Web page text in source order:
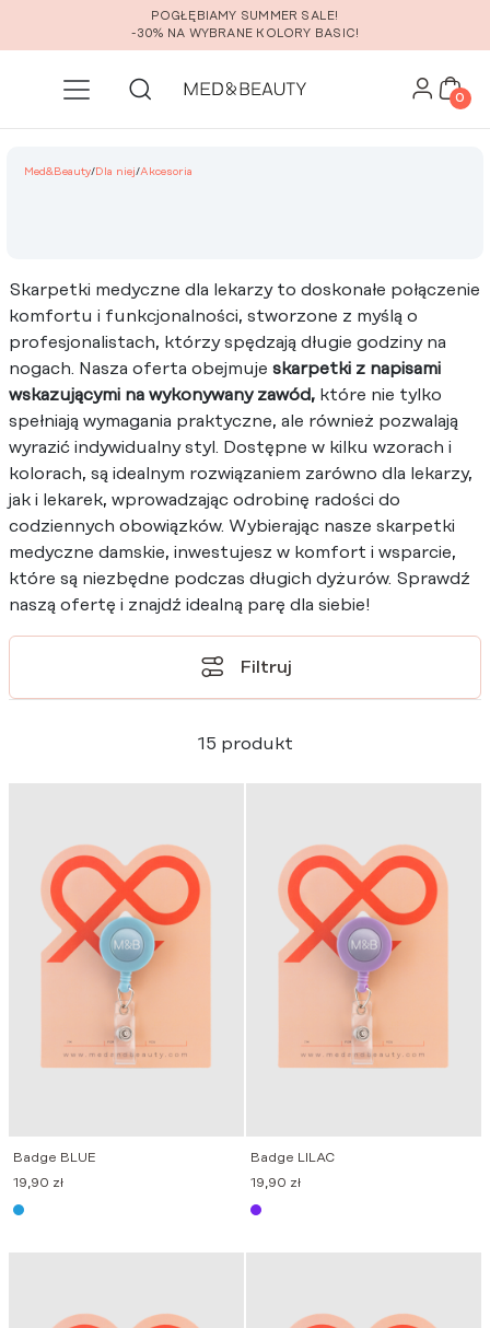
Przejdź do głównej zawartości
POGŁĘBIAMY SUMMER SALE!
-30% NA WYBRANE KOLORY BASIC!
0
Med&Beauty/Dla niej/Akcesoria
Skarpetki medyczne dla lekarzy to doskonałe połączenie
komfortu i funkcjonalności, stworzone z myślą o
profesjonalistach, którzy spędzają długie godziny na
nogach. Nasza oferta obejmuje skarpetki z napisami
wskazującymi na wykonywany zawód, które nie tylko
spełniają wymagania praktyczne, ale również pozwalają
wyrazić indywidualny styl. Dostępne w kilku wzorach i
kolorach, są idealnym rozwiązaniem zarówno dla lekarzy,
jak i lekarek, wprowadzając odrobinę radości do
codziennych obowiązków. Wybierając nasze skarpetki
medyczne damskie, inwestujesz w komfort i wsparcie,
które są niezbędne podczas długich dyżurów. Sprawdź
naszą ofertę i znajdź idealną parę dla siebie!
Filtruj
15 produkt
Badge BLUE
19,90 zł
Badge LILAC
19,90 zł